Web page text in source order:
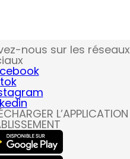
nous sur les réseaux
L’APPLICATION